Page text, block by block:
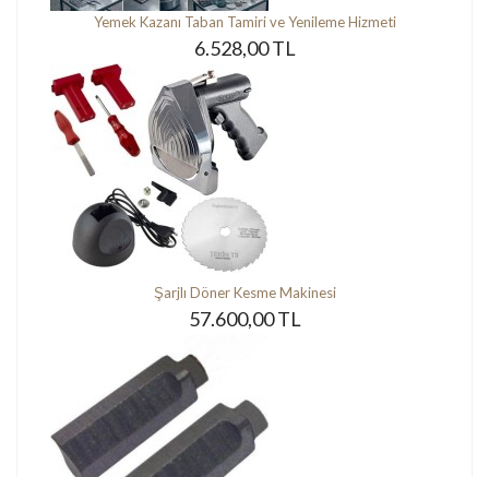
Yemek Kazanı Taban Tamiri ve Yenileme Hizmeti
6.528,00 TL
Şarjlı Döner Kesme Makinesi
57.600,00 TL